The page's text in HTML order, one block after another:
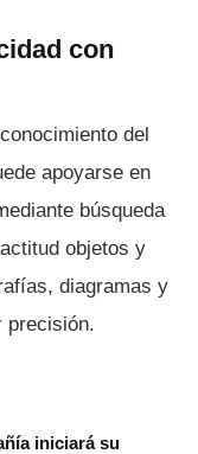
con
del
apoyarse en
búsqueda
objetos y
diagramas y
precisión.
iniciará su